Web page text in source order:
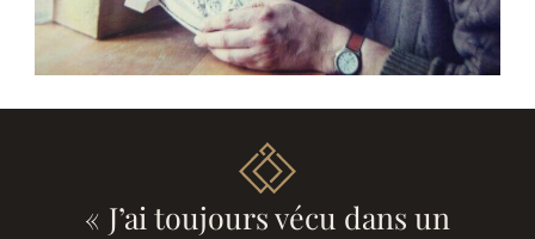
« J’ai toujours vécu dans un